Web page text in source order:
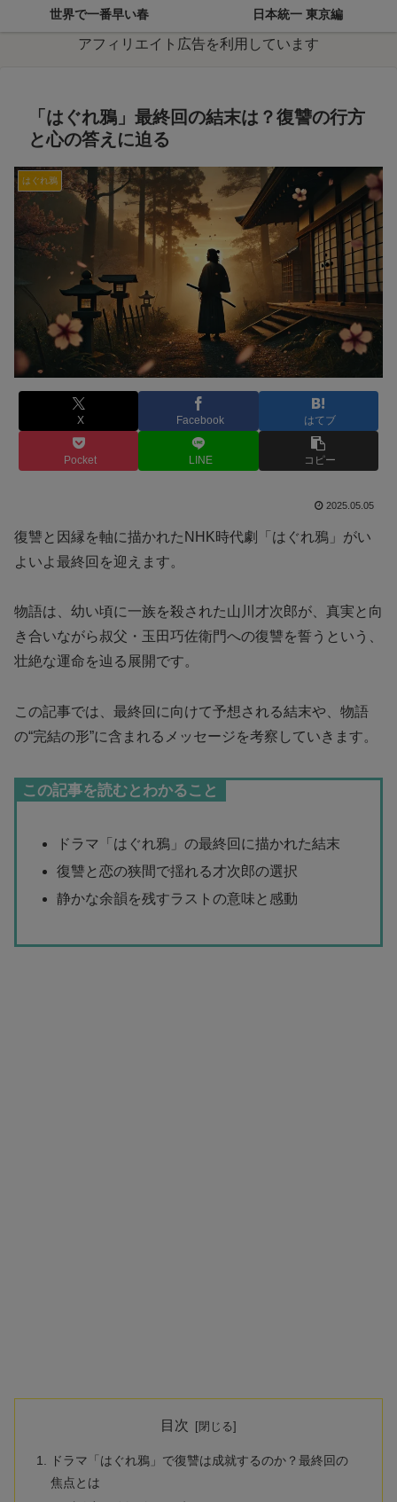
世界で一番早い春 日本統一 東京編
アフィリエイト広告を利用しています
「はぐれ鴉」最終回の結末は？復讐の行方
と心の答えに迫る
はぐれ鴉
X Facebook はてブ
Pocket LINE コピー
2025.05.05
復讐と因縁を軸に描かれたNHK時代劇「はぐれ鴉」がい
よいよ最終回を迎えます。
物語は、幼い頃に一族を殺された山川才次郎が、真実と向
き合いながら叔父・玉田巧佐衛門への復讐を誓うという、
壮絶な運命を辿る展開です。
この記事では、最終回に向けて予想される結末や、物語
の“完結の形”に含まれるメッセージを考察していきます。
この記事を読むとわかること
ドラマ「はぐれ鴉」の最終回に描かれた結末
復讐と恋の狭間で揺れる才次郎の選択
静かな余韻を残すラストの意味と感動
目次
ドラマ「はぐれ鴉」で復讐は成就するのか？最終回の
焦点とは